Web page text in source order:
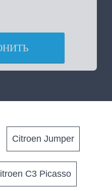
Citroen Jumper
C3 Picasso